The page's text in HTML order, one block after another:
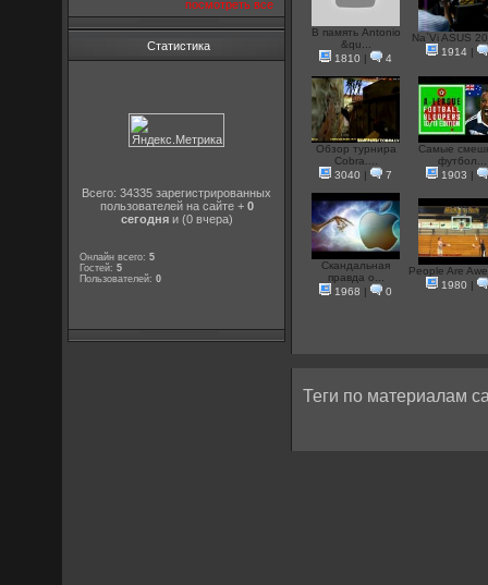
посмотреть все
Статистика
Всего: 34335 зарегистрированных
пользователей на сайте + 0
сегодняи (0 вчера)
Онлайн всего:5
Гостей:5
Пользователей:0
В память Antonio
&qu...
1810 | 4
Na`Vi ASUS
1914|
Обзор турнира
Cobra....
3040 | 7
Самые
футбол...
1903 |
Скандальная
правда о...
1968 | 0
People Are
1980 |
Теги по материалам